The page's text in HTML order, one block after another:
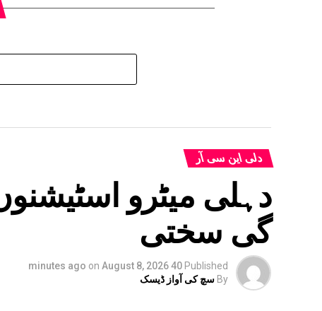
دلی این سی آر
گی سختی
Published
40 minutes ago
on August 8, 2026
By سچ کی آواز ڈیسک